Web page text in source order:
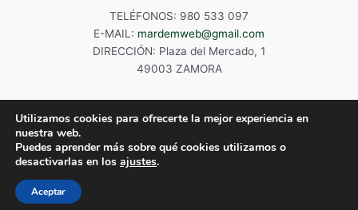
TELÉFONOS: 980 533 097
E-MAIL: mardemweb@gmail.com
DIRECCIÓN: Plaza del Mercado, 1
49003 ZAMORA
Copyright © 2024 Mardem
Utilizamos cookies para ofrecerte la mejor experiencia en
nuestra web.
Puedes aprender más sobre qué cookies utilizamos o
desactivarlas en los ajustes.
Aceptar